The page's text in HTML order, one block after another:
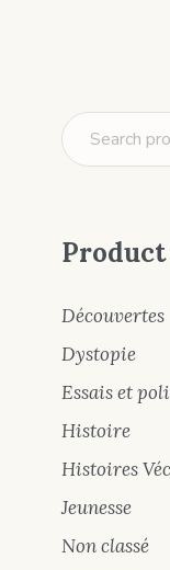
Découvertes
Dystopie
Essais et
Histoire
Histoires
Jeunesse
Non classé